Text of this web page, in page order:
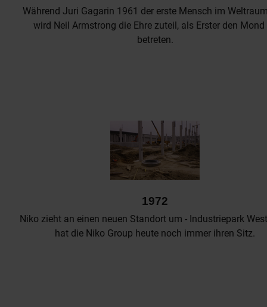
Während Juri Gagarin 1961 der erste Mensch im
wird Neil Armstrong die Ehre zuteil, als Erster den Mond
betreten.
1972
Niko zieht an einen neuen Standort um - Industriepark
hat die Niko Group heute noch immer ihren Sitz.